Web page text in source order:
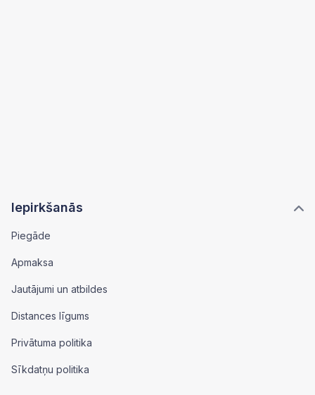
Iepirkšanās
Piegāde
Apmaksa
Jautājumi un atbildes
Distances līgums
Privātuma politika
Sīkdatņu politika